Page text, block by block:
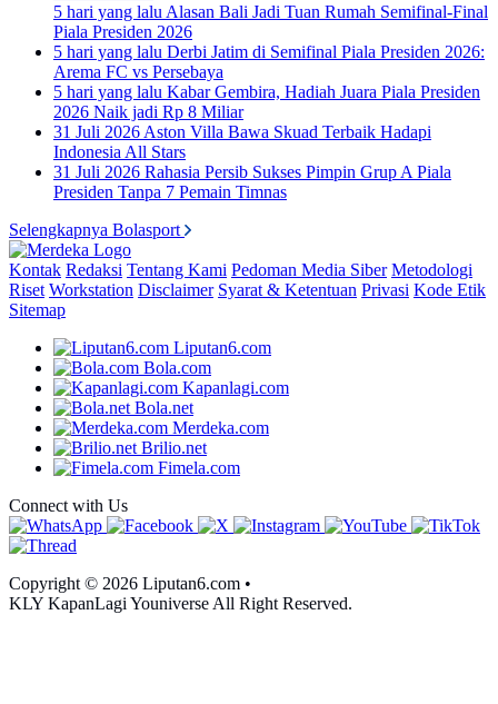
5 hari yang lalu Alasan Bali Jadi Tuan Rumah Semifinal-Final
Piala Presiden 2026
5 hari yang lalu Derbi Jatim di Semifinal Piala Presiden 2026:
Arema FC vs Persebaya
5 hari yang lalu Kabar Gembira, Hadiah Juara Piala Presiden
2026 Naik jadi Rp 8 Miliar
31 Juli 2026 Aston Villa Bawa Skuad Terbaik Hadapi
Indonesia All Stars
31 Juli 2026 Rahasia Persib Sukses Pimpin Grup A Piala
Presiden Tanpa 7 Pemain Timnas
Selengkapnya Bolasport
Kontak Redaksi Tentang Kami Pedoman Media Siber Metodologi
Riset Workstation Disclaimer Syarat & Ketentuan Privasi Kode Etik
Sitemap
Liputan6.com
Bola.com
Kapanlagi.com
Bola.net
Merdeka.com
Brilio.net
Fimela.com
Connect with Us
Copyright © 2026 Liputan6.com •
KLY KapanLagi Youniverse All Right Reserved.